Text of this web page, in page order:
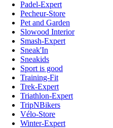
Padel-Expert
Pecheur-Store
Pet and Garden
Slowood Interior
Smash-Expert
Sneak'In
Sneakids
Sport is good
Training-Fit
Trek-Expert
Triathlon-Expert
TripNBikers
Vélo-Store
Winter-Expert